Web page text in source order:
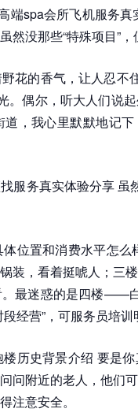
端spa会所飞机服务
然没那些“特殊项目”
花的香气，让人忍不
。偶尔，听大人们说
，我心里默默地记
服务真实体验分享 虽
位置和消费水平怎
装，看着挺唬人；三
最迷惑的是四楼——
经营”，可服务员培
历史背景介绍 要是
问附近的老人，他们
注意安全。